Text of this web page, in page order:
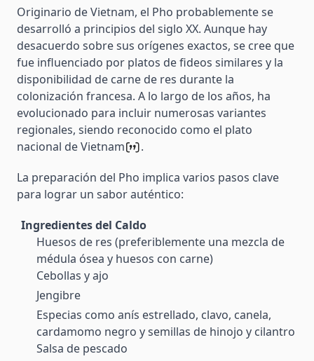
Originario de Vietnam, el Pho probablemente se
desarrolló a principios del siglo XX. Aunque hay
desacuerdo sobre sus orígenes exactos, se cree que
fue influenciado por platos de fideos similares y la
disponibilidad de carne de res durante la
colonización francesa. A lo largo de los años, ha
evolucionado para incluir numerosas variantes
regionales, siendo reconocido como el plato
nacional de Vietnam​
​.
La preparación del Pho implica varios pasos clave
para lograr un sabor auténtico:
Ingredientes del Caldo
Huesos de res (preferiblemente una mezcla de
médula ósea y huesos con carne)
Cebollas y ajo
Jengibre
Especias como anís estrellado, clavo, canela,
cardamomo negro y semillas de hinojo y cilantro
Salsa de pescado